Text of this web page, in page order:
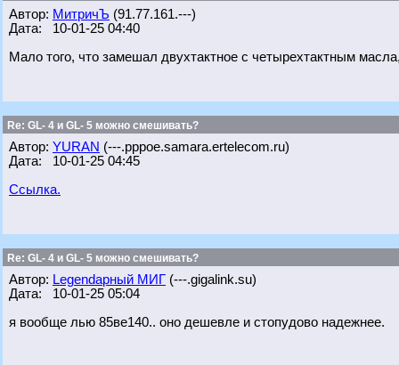
Автор: МитричЪ (91.77.161.---)
Дата: 10-01-25 04:40
Мало того, что замешал двухтактное с четырехтактным
Re: GL- 4 и GL- 5 можно смешивать?
Автор: YURAN (---.pppoe.samara.ertelecom.ru)
Дата: 10-01-25 04:45
Ссылка.
Re: GL- 4 и GL- 5 можно смешивать?
Автор: Legendарный МИГ (---.gigalink.su)
Дата: 10-01-25 05:04
я вообще лью 85ве140.. оно дешевле и стопудово надежнее.